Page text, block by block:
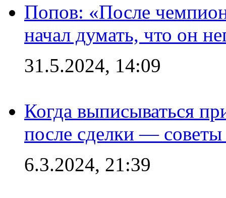
Попов: «После
начал думать, что он
31.5.2024, 14:09
Когда выписываться
после сделки —
6.3.2024, 21:39